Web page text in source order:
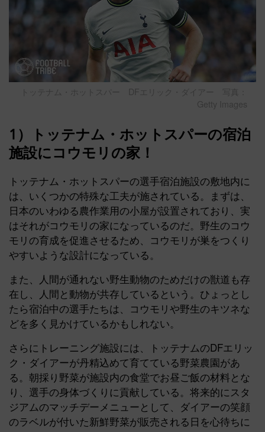
トッテナム・ホットスパー DFエリック・ダイアー 写真：
Getty Images
1）トッテナム・ホットスパーの宿泊
施設にコウモリの家！
トッテナム・ホットスパーの選手宿泊施設の敷地内に
は、いくつかの特殊な工夫が施されている。まずは、
日本のいわゆる農作業用の小屋が設置されており、実
はそれがコウモリの家になっているのだ。野生のコウ
モリの育成を促進させるため、コウモリが巣をつくり
やすいような設計になっている。
また、人間が通れない野生動物のためだけの獣道も存
在し、人間と動物が共存しているという。ひょっとし
たら宿泊中の選手たちは、コウモリや野生のキツネな
どを多く見かけているかもしれない。
さらにトレーニング施設には、トッテナムのDFエリッ
ク・ダイアーが丹精込めて育てている野菜農園があ
る。朝採り野菜が施設内の食堂でお昼ご飯の材料とな
り、選手の身体づくりに貢献している。将来的にスタ
ジアムのマッチデーメニューとして、ダイアーの笑顔
のラベルが付いた新鮮野菜が販売される日を心待ちに